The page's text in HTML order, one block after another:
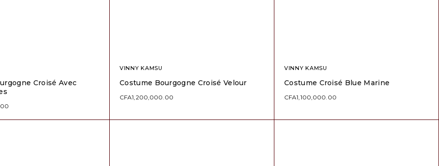
Croisé Avec
VINNY KAMSU
Costume Bourgogne Croisé Velour
CFA1,200,000.00
VINNY KAMSU
Costume Croisé Blue Marine
CFA1,100,000.00